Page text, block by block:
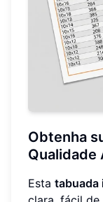
Obtenha
Qualidade
Esta tabuada